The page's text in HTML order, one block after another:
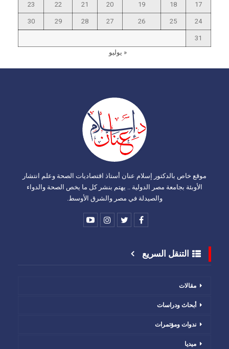
17
18
19
20
21
22
23
24
25
26
27
28
29
30
31
« يوليو
موقع خاص بالدكتور إسلام عنان أستاذ اقتصاديات الصحة وعلم انتشار
الأوبئة بجامعة مصر الدولية .. يهتم بنشر كل ما يخص الصحة والدواء
والصيدلة في مصر والشرق الأوسط.
التنقل السريع
مقالات
أبحاث ودراسات
ندوات ومؤتمرات
ميديا